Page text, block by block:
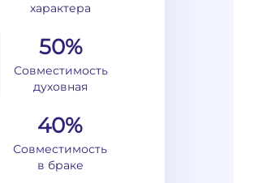
характера
50%
Совместимость
духовная
40%
Совместимость
в браке